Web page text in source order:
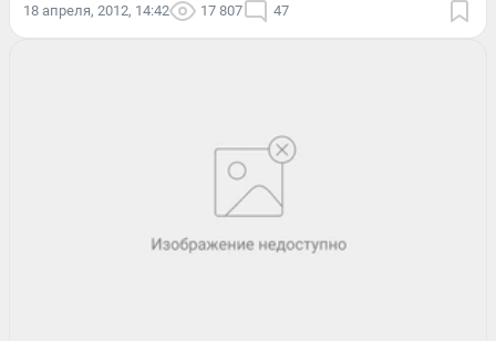
18 апреля, 2012, 14:42 17 807 47